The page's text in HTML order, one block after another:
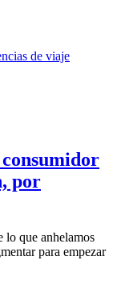
por
lo que anhelamos
para empezar